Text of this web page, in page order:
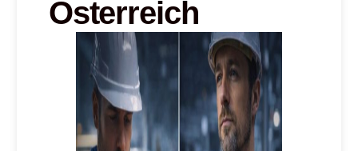
Österreich